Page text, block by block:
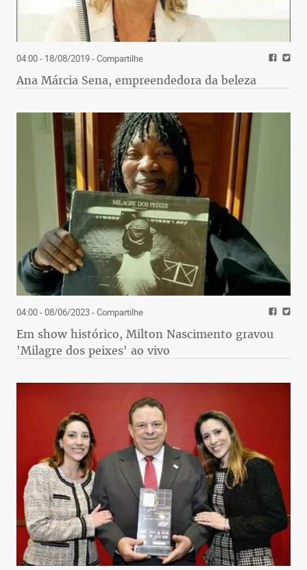
04:00 - 18/08/2019- Compartilhe
Ana Márcia Sena, empreendedora da beleza
04:00 - 08/06/2023- Compartilhe
Em show histórico, Milton Nascimento gravou
'Milagre dos peixes' ao vivo